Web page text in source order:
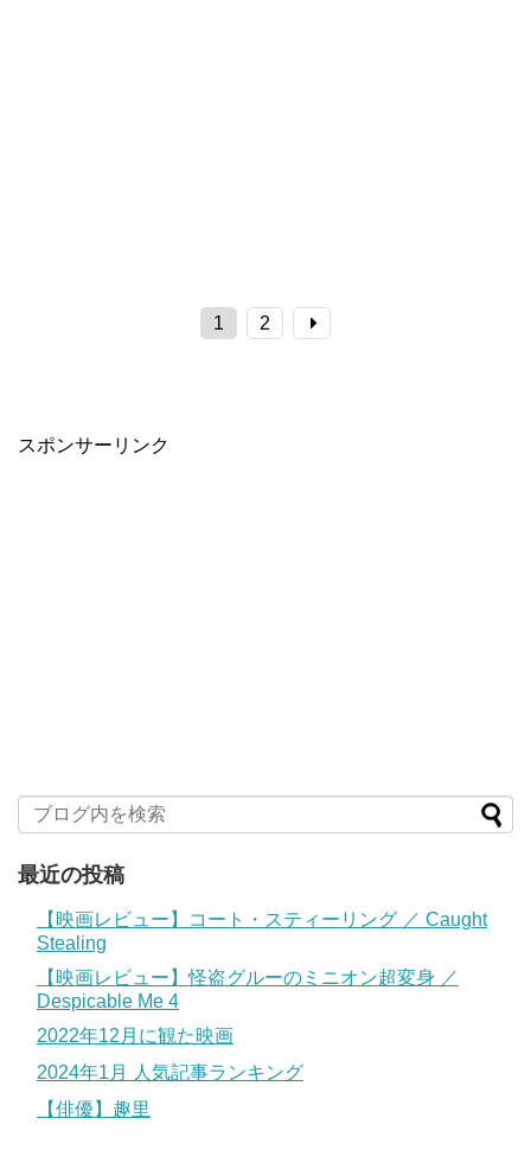
1 2
スポンサーリンク
最近の投稿
【映画レビュー】コート・スティーリング ／ Caught
Stealing
【映画レビュー】怪盗グルーのミニオン超変身 ／
Despicable Me 4
2022年12月に観た映画
2024年1月 人気記事ランキング
【俳優】趣里